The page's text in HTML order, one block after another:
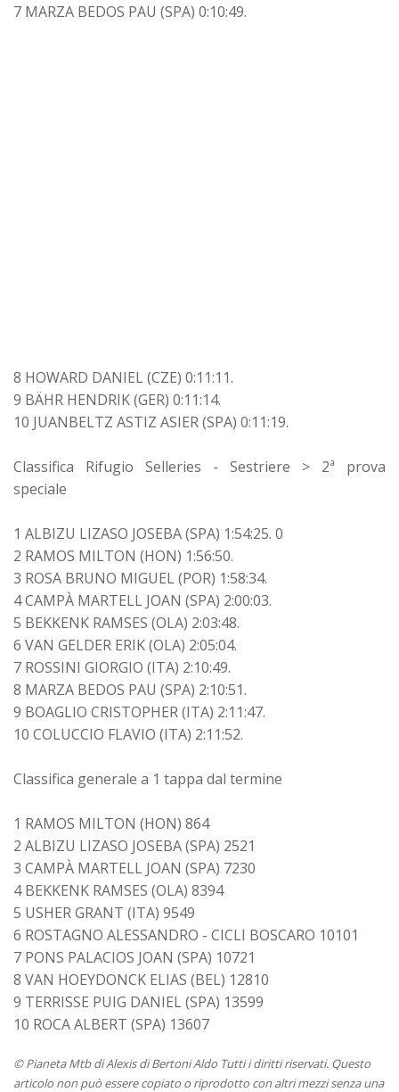
7 MARZA BEDOS PAU (SPA) 0:10:49.
8 HOWARD DANIEL (CZE) 0:11:11.
9 BÄHR HENDRIK (GER) 0:11:14.
10 JUANBELTZ ASTIZ ASIER (SPA) 0:11:19.
Classifica Rifugio Selleries - Sestriere > 2ª prova
speciale
1 ALBIZU LIZASO JOSEBA (SPA) 1:54:25. 0
2 RAMOS MILTON (HON) 1:56:50.
3 ROSA BRUNO MIGUEL (POR) 1:58:34.
4 CAMPÀ MARTELL JOAN (SPA) 2:00:03.
5 BEKKENK RAMSES (OLA) 2:03:48.
6 VAN GELDER ERIK (OLA) 2:05:04.
7 ROSSINI GIORGIO (ITA) 2:10:49.
8 MARZA BEDOS PAU (SPA) 2:10:51.
9 BOAGLIO CRISTOPHER (ITA) 2:11:47.
10 COLUCCIO FLAVIO (ITA) 2:11:52.
Classifica generale a 1 tappa dal termine
1 RAMOS MILTON (HON) 864
2 ALBIZU LIZASO JOSEBA (SPA) 2521
3 CAMPÀ MARTELL JOAN (SPA) 7230
4 BEKKENK RAMSES (OLA) 8394
5 USHER GRANT (ITA) 9549
6 ROSTAGNO ALESSANDRO - CICLI BOSCARO 10101
7 PONS PALACIOS JOAN (SPA) 10721
8 VAN HOEYDONCK ELIAS (BEL) 12810
9 TERRISSE PUIG DANIEL (SPA) 13599
10 ROCA ALBERT (SPA) 13607
© Pianeta Mtb di Alexis di Bertoni Aldo Tutti i diritti riservati. Questo
articolo non può essere copiato o riprodotto con altri mezzi senza una